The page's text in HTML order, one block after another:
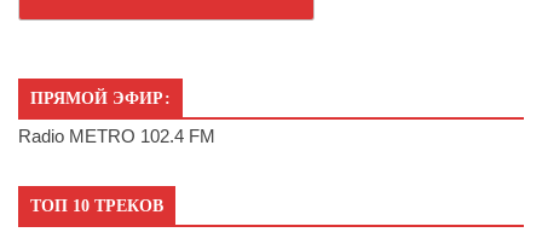
ПРЯМОЙ ЭФИР:
Radio METRO 102.4 FM
ТОП 10 ТРЕКОВ